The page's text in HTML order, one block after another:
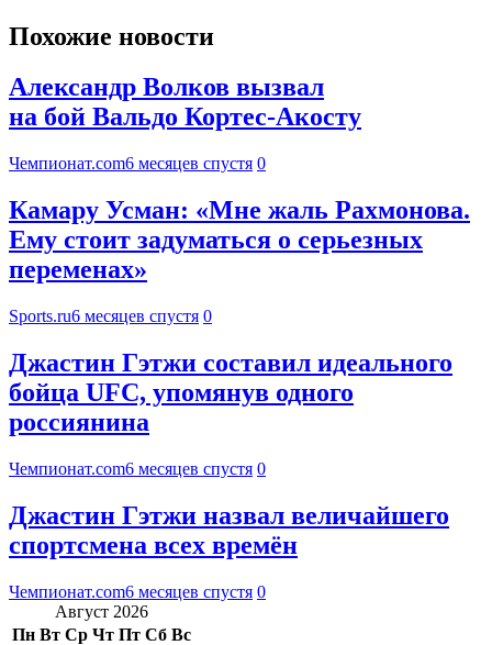
Похожие новости
Александр Волков вызвал
на бой Вальдо Кортес-Акосту
Чемпионат.com6 месяцев спустя 0
Камару Усман: «Мне жаль Рахмонова.
Ему стоит задуматься о серьезных
переменах»
Sports.ru6 месяцев спустя 0
Джастин Гэтжи составил идеального
бойца UFC, упомянув одного
россиянина
Чемпионат.com6 месяцев спустя 0
Джастин Гэтжи назвал величайшего
спортсмена всех времён
Чемпионат.com6 месяцев спустя 0
Август 2026
Пн Вт Ср Чт Пт Сб Вс